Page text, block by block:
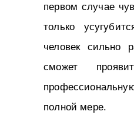
первом случае
только
человек сильно
сможет
полной мере.